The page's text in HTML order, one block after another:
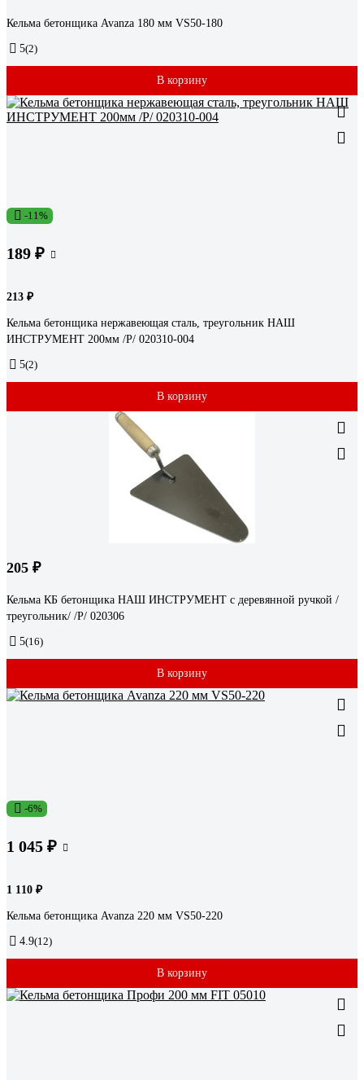
Кельма бетонщика Avanza 180 мм VS50-180
5(2)
В корзину
-11%
189 ₽
213 ₽
Кельма бетонщика нержавеющая сталь, треугольник НАШ
ИНСТРУМЕНТ 200мм /Р/ 020310-004
5(2)
В корзину
205 ₽
Кельма КБ бетонщика НАШ ИНСТРУМЕНТ с деревянной ручкой /
треугольник/ /Р/ 020306
5(16)
В корзину
-6%
1 045 ₽
1 110 ₽
Кельма бетонщика Avanza 220 мм VS50-220
4.9(12)
В корзину